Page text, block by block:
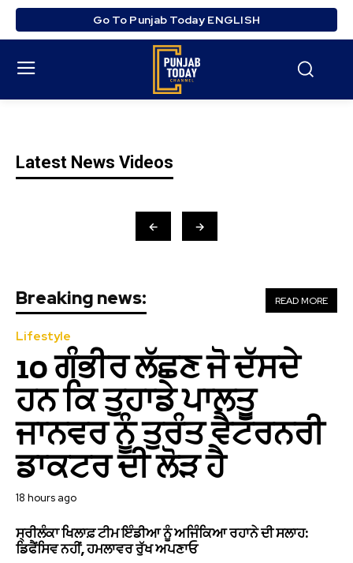
Go To Punjab Today ENGLISH
Latest News Videos
← →
READ MORE
Breaking news:
Lifestyle
10 ਗੰਭੀਰ ਲੱਛਣ ਜੋ ਦੱਸਦੇ
ਹਨ ਕਿ ਤੁਹਾਡੇ ਪਾਲਤੂ
ਜਾਨਵਰ ਨੂੰ ਤੁਰੰਤ ਵੈਟਰਨਰੀ
ਡਾਕਟਰ ਦੀ ਲੋੜ ਹੈ
18 hours ago
ਸ੍ਰੀਲੰਕਾ ਖਿਲਾਫ਼ ਟੀਮ ਇੰਡੀਆ ਨੂੰ ਅਜਿੰਕਿਆ ਰਹਾਨੇ ਦੀ ਸਲਾਹ:
ਡਿਫੈਂਸਿਵ ਨਹੀਂ, ਹਮਲਾਵਰ ਰੁੱਖ ਅਪਣਾਓ